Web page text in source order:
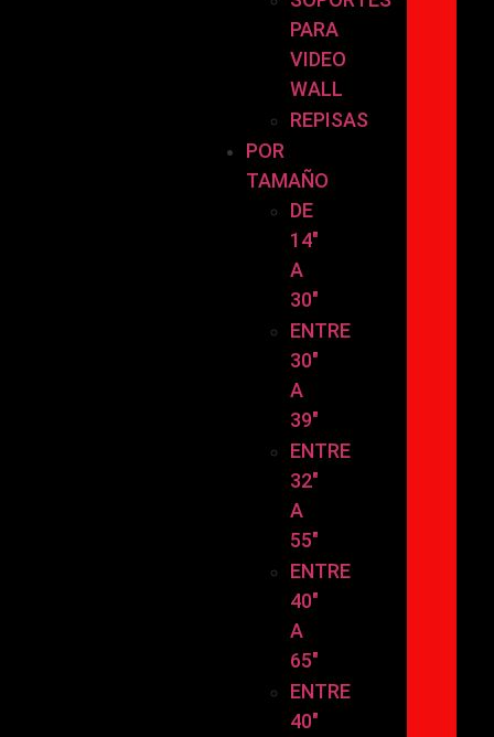
PARA
VIDEO
WALL
REPISAS
POR
TAMAÑO
DE
14″
A
30″
ENTRE
30″
A
39″
ENTRE
32″
A
55″
ENTRE
40″
A
65″
ENTRE
40″